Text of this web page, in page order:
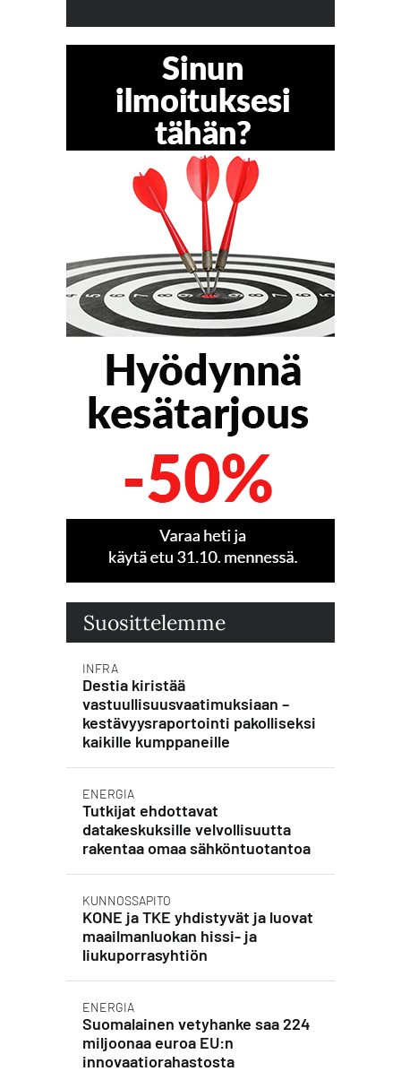
Suosittelemme
INFRA
Destia kiristää
vastuullisuusvaatimuksiaan –
kestävyysraportointi pakolliseksi
kaikille kumppaneille
ENERGIA
Tutkijat ehdottavat
datakeskuksille velvollisuutta
rakentaa omaa sähköntuotantoa
KUNNOSSAPITO
KONE ja TKE yhdistyvät ja luovat
maailmanluokan hissi- ja
liukuporrasyhtiön
ENERGIA
Suomalainen vetyhanke saa 224
miljoonaa euroa EU:n
innovaatiorahastosta